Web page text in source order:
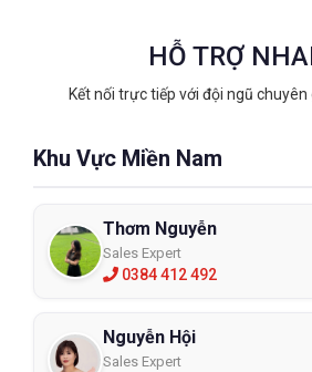
HỖ TRỢ
Kết nối trực tiếp với đội ngũ
Khu Vực Miền Nam
Thơm Nguyễn
Sales Expert
0384 412 492
Nguyễn Hội
Sales Expert